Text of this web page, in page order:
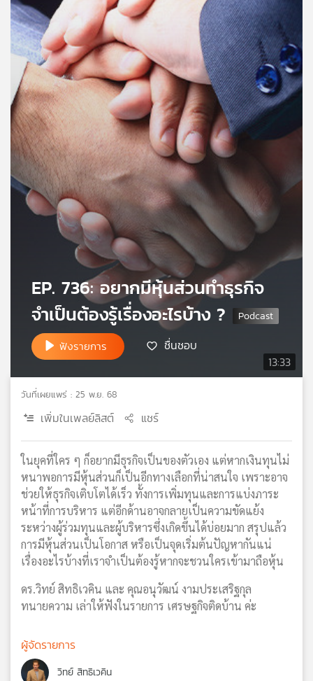
บทความ
ข่าว
และ
กิจกรรม
เกี่ยว
กับ
เรา
แผนที่
เครือ
13:33
EP. 736: อยากมีหุ้นส่วนทำธุรกิจ
จำเป็นต้องรู้เรื่องอะไรบ้าง ?
ฟังรายการ ชื่นชอบ
วันที่เผยแพร่ : 25 พ.ย. 68
เพิ่มในเพลย์ลิสต์ แชร์
ในยุคที่ใคร ๆ ก็อยากมีธุรกิจเป็นของตัวเอง แต่หากเงินทุนไม่
หนาพอการมีหุ้นส่วนก็เป็นอีกทางเลือกที่น่าสนใจ เพราะอาจ
ช่วยให้ธุรกิจเติบโตได้เร็ว ทั้งการเพิ่มทุนและการแบ่งภาระ
หน้าที่การบริหาร แต่อีกด้านอาจกลายเป็นความขัดแย้ง
ระหว่างผู้ร่วมทุนและผู้บริหารซึ่งเกิดขึ้นได้บ่อยมาก สรุปแล้ว
การมีหุ้นส่วนเป็นโอกาส หรือเป็นจุดเริ่มต้นปัญหากันแน่
เรื่องอะไรบ้างที่เราจำเป็นต้องรู้หากจะชวนใครเข้ามาถือหุ้น
ดร.วิทย์ สิทธิเวคิน และ คุณอนุวัฒน์ งามประเสริฐกุล
ทนายความ เล่าให้ฟังในรายการ เศรษฐกิจติดบ้าน ค่ะ
ผู้จัดรายการ
วิทย์ สิทธิเวคิน